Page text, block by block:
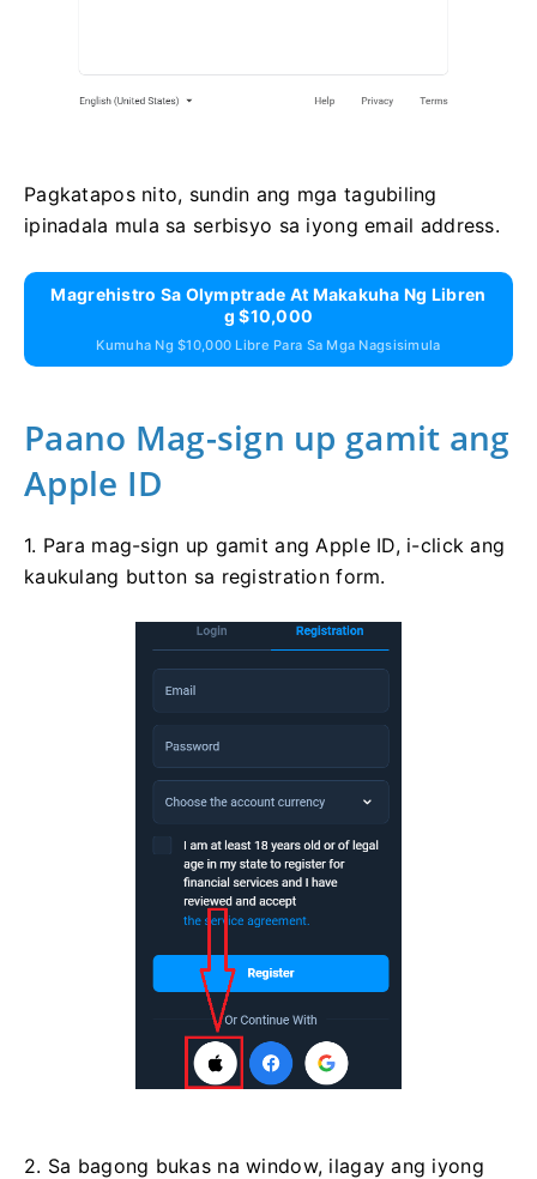
Pagkatapos nito, sundin ang mga tagubiling
ipinadala mula sa serbisyo sa iyong email address.
Magrehistro Sa Olymptrade At Makakuha Ng Libren
G $10,000
Kumuha Ng $10,000 Libre Para Sa Mga Nagsisimula
Paano Mag-sign up gamit ang
Apple ID
1. Para mag-sign up gamit ang Apple ID, i-click ang
kaukulang button sa registration form.
2. Sa bagong bukas na window, ilagay ang iyong